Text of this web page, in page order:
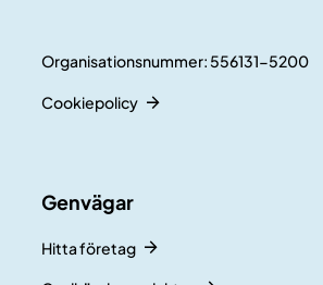
Organisationsnummer: 556131-5200
Cookiepolicy
Genvägar
Hitta företag